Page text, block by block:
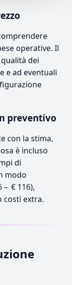
operative. Il
dei
e ad eventuali
preventivo
con la stima,
è incluso
di
modo
– € 116),
costi extra.